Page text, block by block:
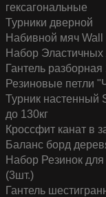
гексагональные
Турники дверной
Набивной мяч Wall
Набор Эластичных
Гантель разборная
Резиновые петли
Турник настенный
до 130кг
Кроссфит канат в
Баланс борд
Набор Резинок
(3шт.)
Гантель